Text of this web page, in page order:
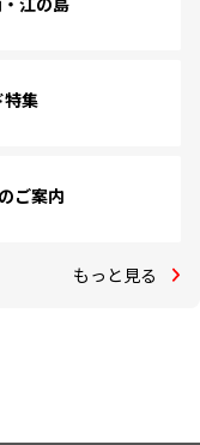
特集
ご案内
もっと見る